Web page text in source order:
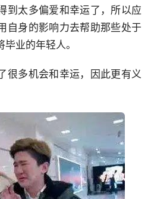
到太多偏爱和幸运了，所以应
自身的影响力去帮助那些处于
业的年轻人。
很多机会和幸运，因此更有义